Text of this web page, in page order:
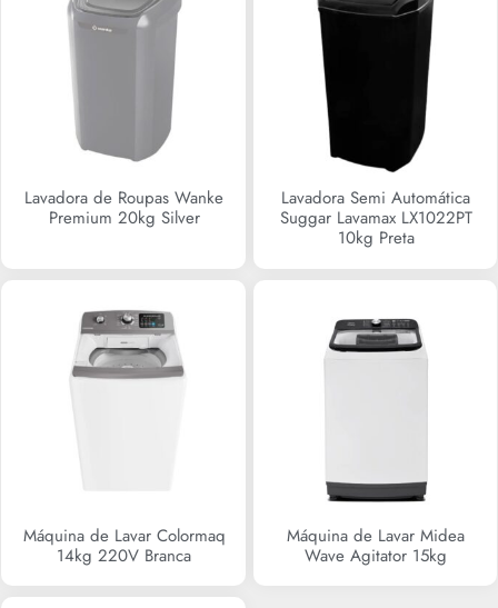
Lavadora de Roupas Wanke
Premium 20kg Silver
Lavadora Semi Automática
Suggar Lavamax LX1022PT
10kg Preta
Máquina de Lavar Colormaq
14kg 220V Branca
Máquina de Lavar Midea
Wave Agitator 15kg